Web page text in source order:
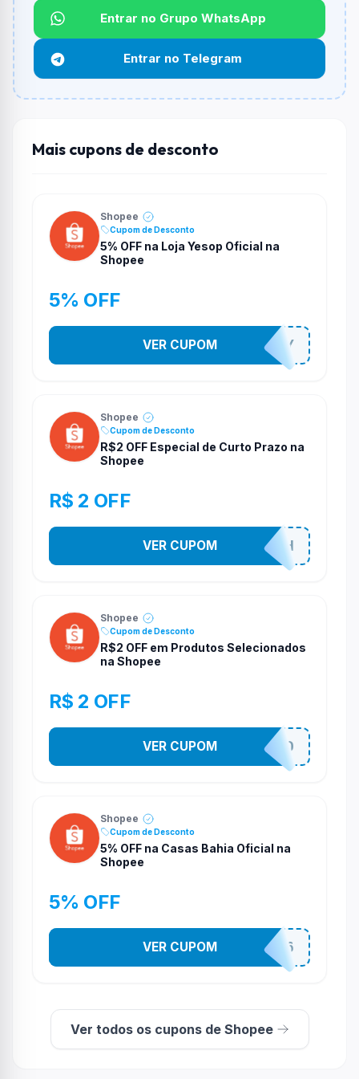
Não informado ou sem limite.
Funciona em qualquer produto?
Não necessariamente. Depende de itens participantes
e alguns vendedores ou produtos especificos podem
não aceitar cupons.
Entrar no Grupo WhatsApp
Entrar no Telegram
Mais cupons de desconto
Shopee
Cupom de Desconto
5% OFF na Loja Yesop Oficial na
Shopee
5% OFF
YESO274Y
VER CUPOM
Shopee
Cupom de Desconto
R$2 OFF Especial de Curto Prazo na
Shopee
R$ 2 OFF
VNOXHEDSH
VER CUPOM
Shopee
Cupom de Desconto
R$2 OFF em Produtos Selecionados
na Shopee
R$ 2 OFF
VNOXVHJFD
VER CUPOM
Shopee
Cupom de Desconto
5% OFF na Casas Bahia Oficial na
Shopee
5% OFF
CASA03086
VER CUPOM
Ver todos os cupons de Shopee